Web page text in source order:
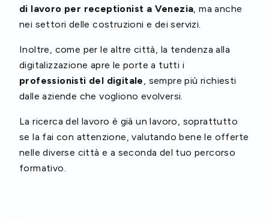
di lavoro per receptionist a Venezia, ma anche
nei settori delle costruzioni e dei servizi.
Inoltre, come per le altre città, la tendenza alla
digitalizzazione apre le porte a tutti i
professionisti del digitale, sempre più richiesti
dalle aziende che vogliono evolversi.
La ricerca del lavoro è già un lavoro, soprattutto
se la fai con attenzione, valutando bene le offerte
nelle diverse città e a seconda del tuo percorso
formativo.